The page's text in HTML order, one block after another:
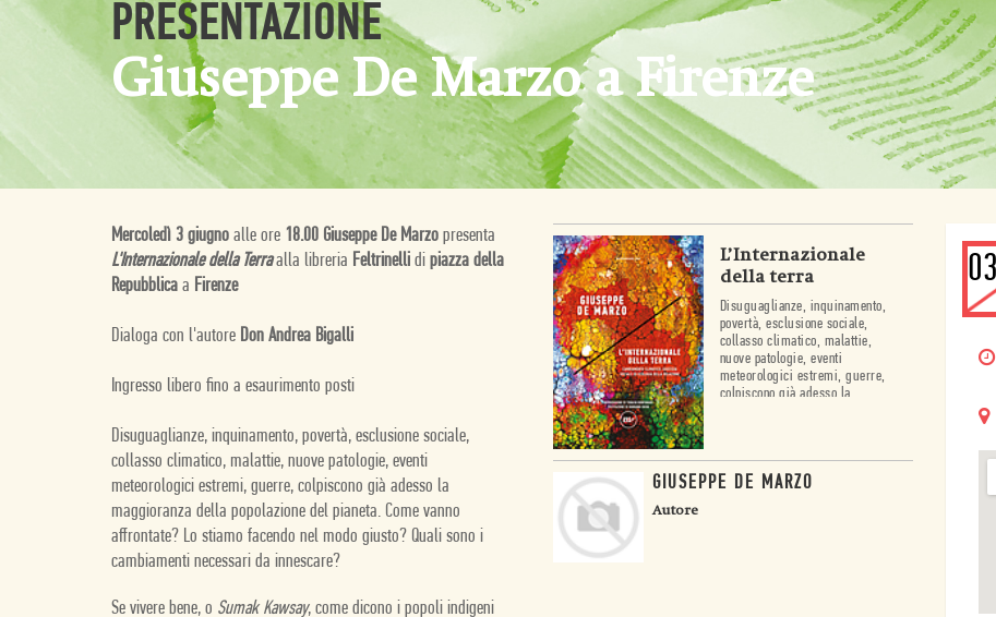
PRESENTAZIONE
Giuseppe De Marzo a Firenze
Mercoledì 3 giugno alle ore 18.00 Giuseppe De Marzo presenta
L'Internazionale della Terraalla libreria Feltrinelli di piazza della
Repubblica a Firenze
Dialoga con l'autore Don Andrea Bigalli
Ingresso libero fino a esaurimento posti
Disuguaglianze, inquinamento, povertà, esclusione sociale,
collasso climatico, malattie, nuove patologie, eventi
meteorologici estremi, guerre, colpiscono già adesso la
maggioranza della popolazione del pianeta. Come vanno
affrontate? Lo stiamo facendo nel modo giusto? Quali sono i
cambiamenti necessari da innescare?
Se vivere bene, o Sumak Kawsay, come dicono i popoli indigeni
L’Internazionale
della terra
Disuguaglianze, inquinamento,
povertà, esclusione sociale,
collasso climatico, malattie,
nuove patologie, eventi
meteorologici estremi, guerre,
colpiscono già adesso la
nel modo giusto? Quali sono i
cambiamenti necessari da
GIUSEPPE DE MARZO
Autore
03